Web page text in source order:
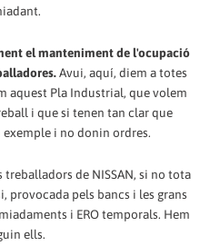
el manteniment de l'ocupació
Avui, aquí, diem a totes
aquest Pla Industrial, que volem
i que si tenen tan clar que
i no donin ordres.
de NISSAN, si no tota
provocada pels bancs i les grans
i ERO temporals. Hem
ells.